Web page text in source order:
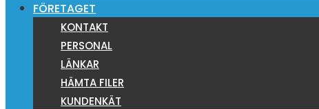
FÖRETAGET
KONTAKT
PERSONAL
LÄNKAR
HÄMTA FILER
KUNDENKÄT